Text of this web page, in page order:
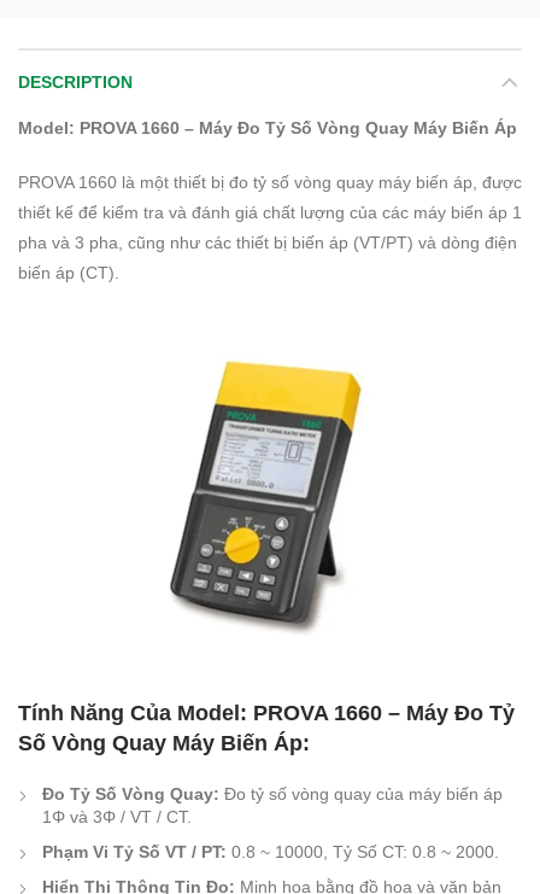
DESCRIPTION
Model: PROVA 1660 – Máy Đo Tỷ Số Vòng Quay Máy Biến Áp
PROVA 1660 là một thiết bị đo tỷ số vòng quay máy biến áp, được
thiết kế để kiểm tra và đánh giá chất lượng của các máy biến áp 1
pha và 3 pha, cũng như các thiết bị biến áp (VT/PT) và dòng điện
biến áp (CT).
Tính Năng Của Model: PROVA 1660 – Máy Đo Tỷ
Số Vòng Quay Máy Biến Áp:
Đo Tỷ Số Vòng Quay: Đo tỷ số vòng quay của máy biến áp
1Φ và 3Φ / VT / CT.
Phạm Vi Tỷ Số VT / PT: 0.8 ~ 10000, Tỷ Số CT: 0.8 ~ 2000.
Hiển Thị Thông Tin Đo: Minh họa bằng đồ họa và văn bản